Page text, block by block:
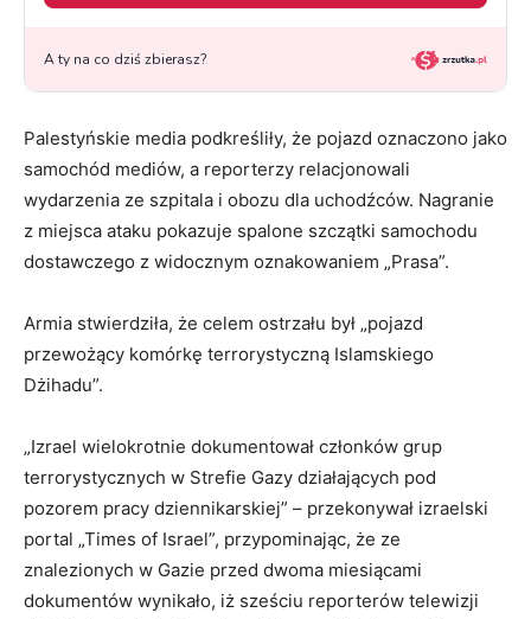
Palestyńskie media podkreśliły, że pojazd oznaczono jako
samochód mediów, a reporterzy relacjonowali
wydarzenia ze szpitala i obozu dla uchodźców. Nagranie
z miejsca ataku pokazuje spalone szczątki samochodu
dostawczego z widocznym oznakowaniem „Prasa”.
Armia stwierdziła, że celem ostrzału był „pojazd
przewożący komórkę terrorystyczną Islamskiego
Dżihadu”.
„Izrael wielokrotnie dokumentował członków grup
terrorystycznych w Strefie Gazy działających pod
pozorem pracy dziennikarskiej” – przekonywał izraelski
portal „Times of Israel”, przypominając, że ze
znalezionych w Gazie przed dwoma miesiącami
dokumentów wynikało, iż sześciu reporterów telewizji